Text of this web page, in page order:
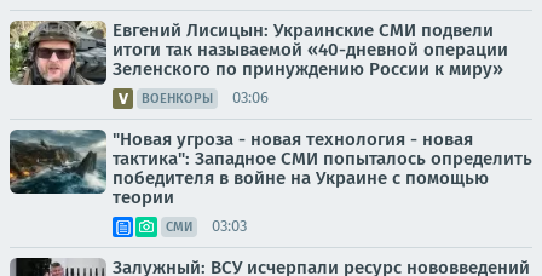
Евгений Лисицын: Украинские СМИ подвели
итоги так называемой «40-дневной операции
Зеленского по принуждению России к миру»
ВОЕНКОРЫ 03:06
"Новая угроза - новая технология - новая
тактика": Западное СМИ попыталось определить
победителя в войне на Украине с помощью
теории
СМИ 03:03
Залужный: ВСУ исчерпали ресурс нововведений